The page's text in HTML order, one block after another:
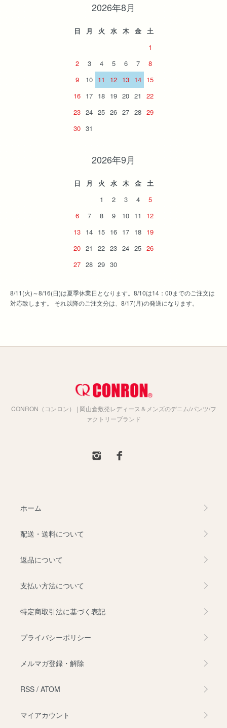
2026年8月
日 月 火 水 木 金
土
1
2
3 4 5 6 7
8
9
10 11 12 13 14 15
16 17 18 19 20 21
22
23 24 25 26 27 28 29
30 31
2026年9月
日 月 火 水 木 金
土
1
2 3 4
5
6
7 8 9 10 11
12
13 14 15 16 17 18 19
20 21 22 23 24 25 26
27 28 29 30
8/11(火)～8/16(日)は夏季休業日となります。8/10は14：00までのご注文は
対応致します。 それ以降のご注文分は、8/17(月)の発送になります。
CONRON（コンロン） | 岡山倉敷発レディース＆メンズのデニム/パンツ/フ
ァクトリーブランド
ホーム
配送・送料について
返品について
支払い方法について
特定商取引法に基づく表記
プライバシーポリシー
メルマガ登録・解除
RSS / ATOM
マイアカウント